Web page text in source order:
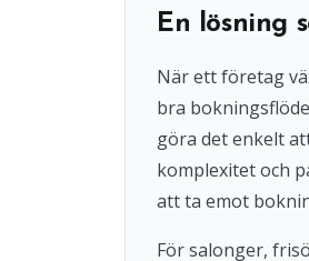
En lösning
När ett företag
bra
göra det enkelt
komplexitet och
att ta emot
För salonger,